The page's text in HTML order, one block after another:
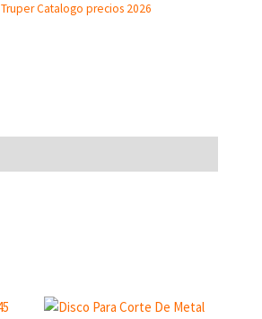
Truper Catalogo precios 2026